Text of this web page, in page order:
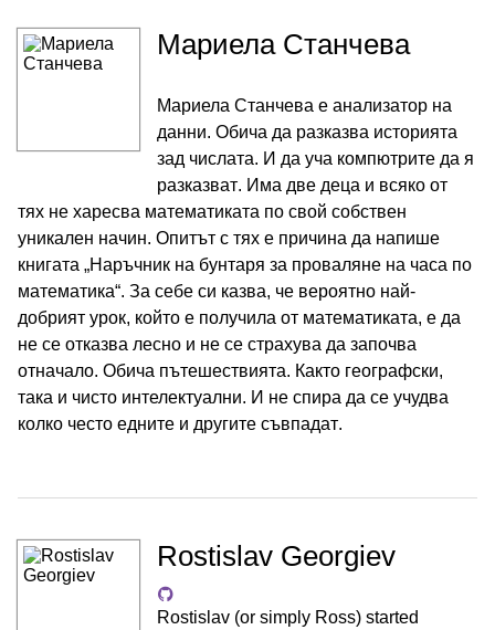
Мариела Станчева
Мариела Станчева е анализатор на
данни. Обича да разказва историята
зад числата. И да уча компютрите да я
разказват. Има две деца и всяко от
тях не харесва математиката по свой собствен
уникален начин. Опитът с тях е причина да напише
книгата „Наръчник на бунтаря за проваляне на часа по
математика“. За себе си казва, че вероятно най-
добрият урок, който е получила от математиката, е да
не се отказва лесно и не се страхува да започва
отначало. Обича пътешествията. Както географски,
така и чисто интелектуални. И не спира да се учудва
колко често едните и другите съвпадат.
Rostislav Georgiev
Rostislav (or simply Ross) started